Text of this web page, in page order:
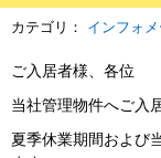
カテゴリ： インフォ
ご入居者様、各位
当社管理物件へご入
夏季休業期間および